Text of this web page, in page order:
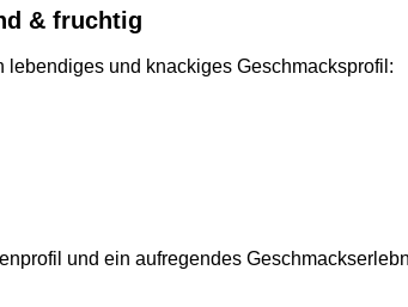
& fruchtig
lebendiges und knackiges Geschmacksprofil:
und ein aufregendes